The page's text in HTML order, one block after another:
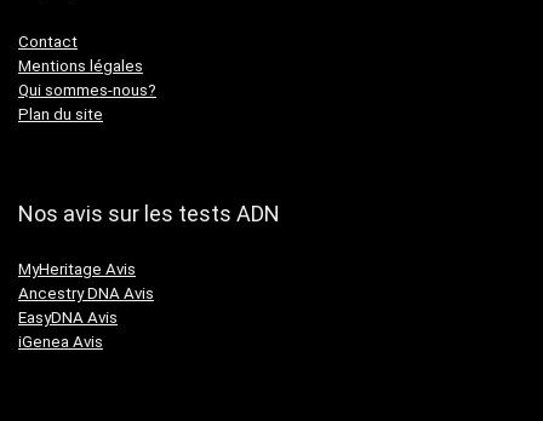
Contact
Mentions légales
Qui sommes-nous?
Plan du site
Nos avis sur les tests ADN
MyHeritage Avis
Ancestry DNA Avis
EasyDNA Avis
iGenea Avis